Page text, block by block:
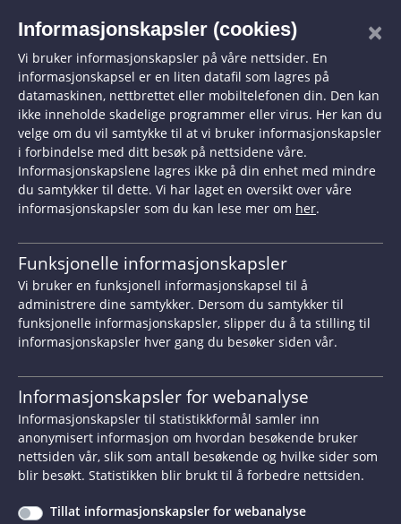
×
Informasjonskapsler (cookies)
Vi bruker informasjonskapsler på våre nettsider. En
informasjonskapsel er en liten datafil som lagres på
datamaskinen, nettbrettet eller mobiltelefonen din. Den kan
ikke inneholde skadelige programmer eller virus. Her kan du
velge om du vil samtykke til at vi bruker informasjonskapsler
i forbindelse med ditt besøk på nettsidene våre.
Informasjonskapslene lagres ikke på din enhet med mindre
du samtykker til dette. Vi har laget en oversikt over våre
informasjonskapsler som du kan lese mer om her.
Funksjonelle informasjonskapsler
Vi bruker en funksjonell informasjonskapsel til å
administrere dine samtykker. Dersom du samtykker til
funksjonelle informasjonskapsler, slipper du å ta stilling til
informasjonskapsler hver gang du besøker siden vår.
Informasjonskapsler for webanalyse
Informasjonskapsler til statistikkformål samler inn
anonymisert informasjon om hvordan besøkende bruker
nettsiden vår, slik som antall besøkende og hvilke sider som
blir besøkt. Statistikken blir brukt til å forbedre nettsiden.
Tillat informasjonskapsler for webanalyse
Diskrimineringsnemnda
Før du sender inn klage
Du er nå på vei inn i
skjemaportal. Les teksten under
før du går videre.
Diskrimineringsnemndas ansvar er å avgjøre
saker om brudd på forbudene mot
diskriminering, trakassering, seksuell
trakassering og gjengjeldelse. Vi kan ikke
behandle saker som faller utenfor vårt
ansvarsområde. Vi driver heller ikke med
tilsyn eller setter i gang undersøkelser på eget
initiativ.